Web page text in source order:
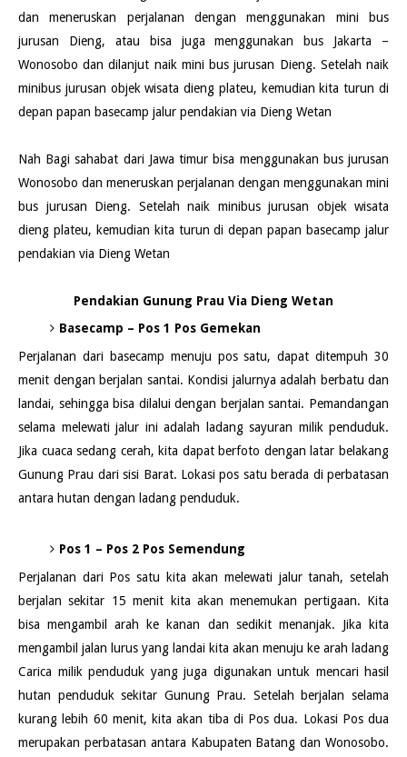
dan meneruskan perjalanan dengan menggunakan mini bus
jurusan Dieng, atau bisa juga menggunakan bus Jakarta –
Wonosobo dan dilanjut naik mini bus jurusan Dieng. Setelah naik
minibus jurusan objek wisata dieng plateu, kemudian kita turun di
depan papan basecamp jalur pendakian via Dieng Wetan
Nah Bagi sahabat dari Jawa timur bisa menggunakan bus jurusan
Wonosobo dan meneruskan perjalanan dengan menggunakan mini
bus jurusan Dieng. Setelah naik minibus jurusan objek wisata
dieng plateu, kemudian kita turun di depan papan basecamp jalur
pendakian via Dieng Wetan
Pendakian Gunung Prau Via Dieng Wetan
Basecamp – Pos 1 Pos Gemekan
Perjalanan dari basecamp menuju pos satu, dapat ditempuh 30
menit dengan berjalan santai. Kondisi jalurnya adalah berbatu dan
landai, sehingga bisa dilalui dengan berjalan santai. Pemandangan
selama melewati jalur ini adalah ladang sayuran milik penduduk.
Jika cuaca sedang cerah, kita dapat berfoto dengan latar belakang
Gunung Prau dari sisi Barat. Lokasi pos satu berada di perbatasan
antara hutan dengan ladang penduduk.
Pos 1 – Pos 2 Pos Semendung
Perjalanan dari Pos satu kita akan melewati jalur tanah, setelah
berjalan sekitar 15 menit kita akan menemukan pertigaan. Kita
bisa mengambil arah ke kanan dan sedikit menanjak. Jika kita
mengambil jalan lurus yang landai kita akan menuju ke arah ladang
Carica milik penduduk yang juga digunakan untuk mencari hasil
hutan penduduk sekitar Gunung Prau. Setelah berjalan selama
kurang lebih 60 menit, kita akan tiba di Pos dua. Lokasi Pos dua
merupakan perbatasan antara Kabupaten Batang dan Wonosobo.